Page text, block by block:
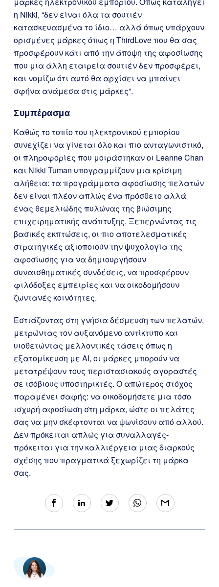
η Nikki, “δεν είναι όλα τα σουτιέν
κατασκευασμένα το ίδιο… αλλά όπως υπάρχουν
ορισμένες μάρκες όπως η ThirdLove που θα σας
προσφέρουν κάτι από την άποψη της αφοσίωσης
που μια άλλη εταιρεία σουτιέν δεν προσφέρει,
και νομίζω ότι αυτό θα αρχίσει να μπαίνει
σφήνα ανάμεσα στις μάρκες”.
Συμπέρασμα
Καθώς το τοπίο του ηλεκτρονικού εμπορίου
συνεχίζει να γίνεται όλο και πιο ανταγωνιστικό,
οι πληροφορίες που μοιράστηκαν οι Leanne Chan
και Nikki Tuman υπογραμμίζουν μια κρίσιμη
αλήθεια: τα προγράμματα αφοσίωσης πελατών
δεν είναι πλέον απλώς ένα πρόσθετο αλλά
ένας θεμελιώδης πυλώνας της βιώσιμης
επιχειρηματικής ανάπτυξης. Ξεπερνώντας τις
βασικές εκπτώσεις, οι πιο αποτελεσματικές
στρατηγικές αξιοποιούν την ψυχολογία της
αφοσίωσης για να δημιουργήσουν
συναισθηματικές συνδέσεις, να προσφέρουν
φιλόδοξες εμπειρίες και να οικοδομήσουν
ζωντανές κοινότητες.
Εστιάζοντας στη γνήσια δέσμευση των πελατών,
μετρώντας τον αυξανόμενο αντίκτυπο και
υιοθετώντας μελλοντικές τάσεις όπως η
εξατομίκευση με AI, οι μάρκες μπορούν να
μετατρέψουν τους περιστασιακούς αγοραστές
σε ισόβιους υποστηρικτές. Ο απώτερος στόχος
παραμένει σαφής: να οικοδομήσετε μια τόσο
ισχυρή αφοσίωση στη μάρκα, ώστε οι πελάτες
σας να μην σκέφτονται να ψωνίσουν από αλλού.
Δεν πρόκειται απλώς για συναλλαγές-
πρόκειται για την καλλιέργεια μιας διαρκούς
σχέσης που πραγματικά ξεχωρίζει τη μάρκα
σας.